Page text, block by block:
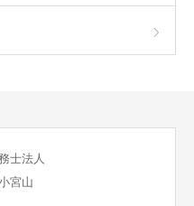
士法人
宮山